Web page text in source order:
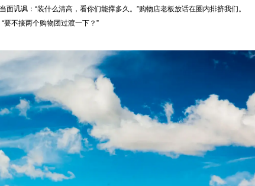
讥讽：“装什么清高，看你们能撑多久。”购物店老板放话在圈内排挤我们。
不接两个购物团过渡一下？”